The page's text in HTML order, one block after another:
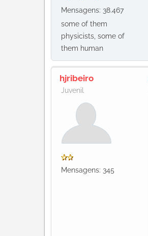
Mensagens: 38.467
some of them
physicists, some of
them human
hjribeiro
Juvenil
Mensagens: 345